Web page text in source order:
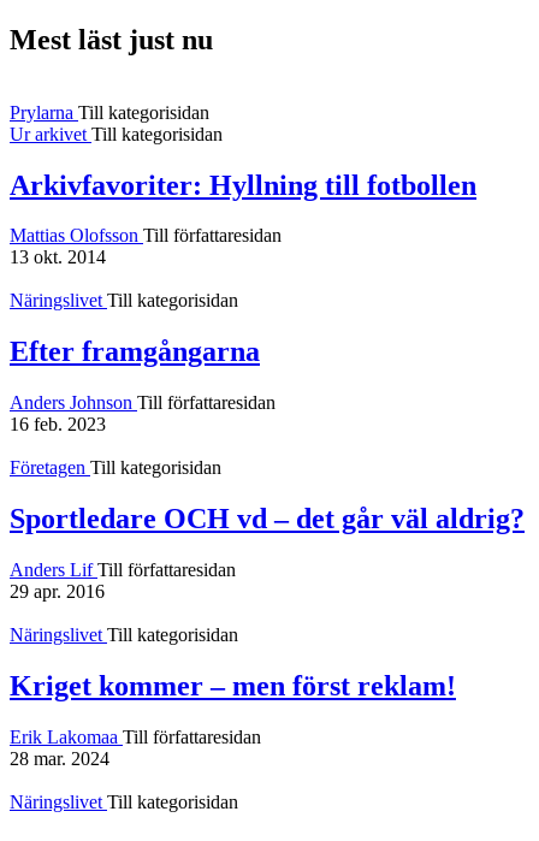
Mest läst just nu
Prylarna Till kategorisidan
Ur arkivet Till kategorisidan
Arkivfavoriter: Hyllning till fotbollen
Mattias Olofsson Till författaresidan
13 okt. 2014
NäringslivetTill kategorisidan
Efter framgångarna
Anders Johnson Till författaresidan
16 feb. 2023
Företagen Till kategorisidan
Sportledare OCH vd – det går väl aldrig?
Anders LifTill författaresidan
29 apr. 2016
Näringslivet Till kategorisidan
Kriget kommer – men först reklam!
Erik Lakomaa Till författaresidan
28 mar. 2024
Näringslivet Till kategorisidan